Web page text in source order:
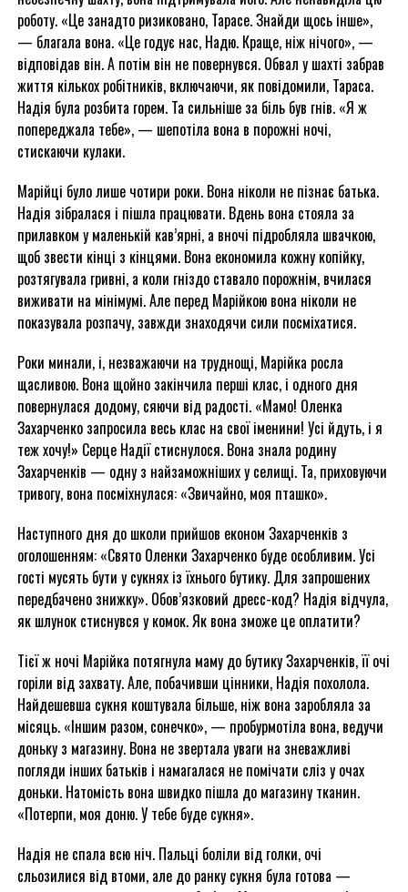
роботу. «Це занадто ризиковано, Тарасе. Знайди щось інше»,
— благала вона. «Це годує нас, Надю. Краще, ніж нічого», —
відповідав він. А потім він не повернувся. Обвал у шахті забрав
життя кількох робітників, включаючи, як повідомили, Тараса.
Надія була розбита горем. Та сильніше за біль був гнів. «Я ж
попереджала тебе», — шепотіла вона в порожні ночі,
стискаючи кулаки.
Марійці було лише чотири роки. Вона ніколи не пізнає батька.
Надія зібралася і пішла працювати. Вдень вона стояла за
прилавком у маленькій кав’ярні, а вночі підробляла швачкою,
щоб звести кінці з кінцями. Вона економила кожну копійку,
розтягувала гривні, а коли гніздо ставало порожнім, вчилася
виживати на мінімумі. Але перед Марійкою вона ніколи не
показувала розпачу, завжди знаходячи сили посміхатися.
Роки минали, і, незважаючи на труднощі, Марійка росла
щасливою. Вона щойно закінчила перші клас, і одного дня
повернулася додому, сяючи від радості. «Мамо! Оленка
Захарченко запросила весь клас на свої іменини! Усі йдуть, і я
теж хочу!» Серце Надії стиснулося. Вона знала родину
Захарченків — одну з найзаможніших у селищі. Та, приховуючи
тривогу, вона посміхнулася: «Звичайно, моя пташко».
Наступного дня до школи прийшов економ Захарченків з
оголошенням: «Свято Оленки Захарченко буде особливим. Усі
гості мусять бути у сукнях із їхнього бутику. Для запрошених
передбачено знижку». Обов’язковий дресс-код? Надія відчула,
як шлунок стиснувся у комок. Як вона зможе це оплатити?
Тієї ж ночі Марійка потягнула маму до бутику Захарченків, її очі
горіли від захвату. Але, побачивши цінники, Надія похолола.
Найдешевша сукня коштувала більше, ніж вона заробляла за
місяць. «Іншим разом, сонечко», — пробурмотіла вона, ведучи
доньку з магазину. Вона не звертала уваги на зневажливі
погляди інших батьків і намагалася не помічати сліз у очах
доньки. Натомість вона швидко пішла до магазину тканин.
«Потерпи, моя доню. У тебе буде сукня».
Надія не спала всю ніч. Пальці боліли від голки, очі
сльозилися від втоми, але до ранку сукня була готова —